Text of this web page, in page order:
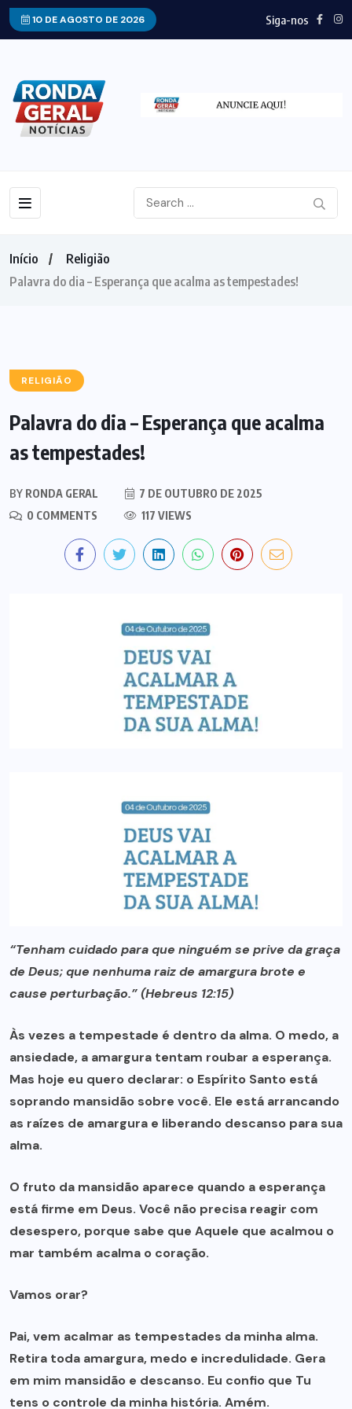
10 DE AGOSTO DE 2026 Siga-nos
Início
Religião
Palavra do dia – Esperança que acalma as tempestades!
RELIGIÃO
Palavra do dia – Esperança que acalma
as tempestades!
BY RONDA GERAL
7 DE OUTUBRO DE 2025
0 COMMENTS
117 VIEWS
“Tenham cuidado para que ninguém se prive da graça
de Deus; que nenhuma raiz de amargura brote e
cause perturbação.” (Hebreus 12:15)
Às vezes a tempestade é dentro da alma. O medo, a
ansiedade, a amargura tentam roubar a esperança.
Mas hoje eu quero declarar: o Espírito Santo está
soprando mansidão sobre você. Ele está arrancando
as raízes de amargura e liberando descanso para sua
alma.
O fruto da mansidão aparece quando a esperança
está firme em Deus. Você não precisa reagir com
desespero, porque sabe que Aquele que acalmou o
mar também acalma o coração.
Vamos orar?
Pai, vem acalmar as tempestades da minha alma.
Retira toda amargura, medo e incredulidade. Gera
em mim mansidão e descanso. Eu confio que Tu
tens o controle da minha história. Amém.